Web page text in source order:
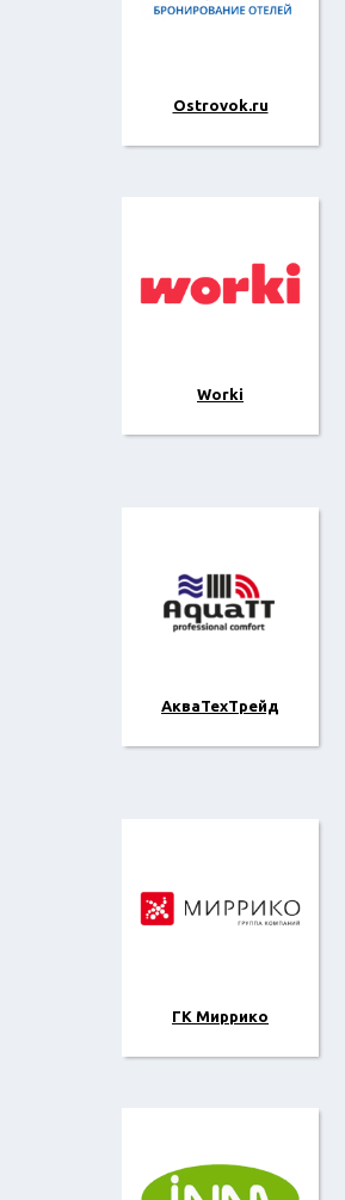
Ostrovok.ru
Worki
АкваТехТрейд
ГК Миррико